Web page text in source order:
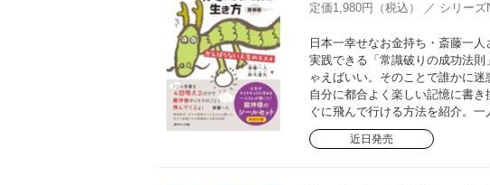
定価1,980円（税込） ／ シリー
日本一幸せなお金持ち・斎藤一
実践できる「常識破りの成功法
ゃえばいい。そのことで誰かに
自分に都合よく楽しい記憶に書
ぐに飛んで行ける方法を紹介。
近日発売